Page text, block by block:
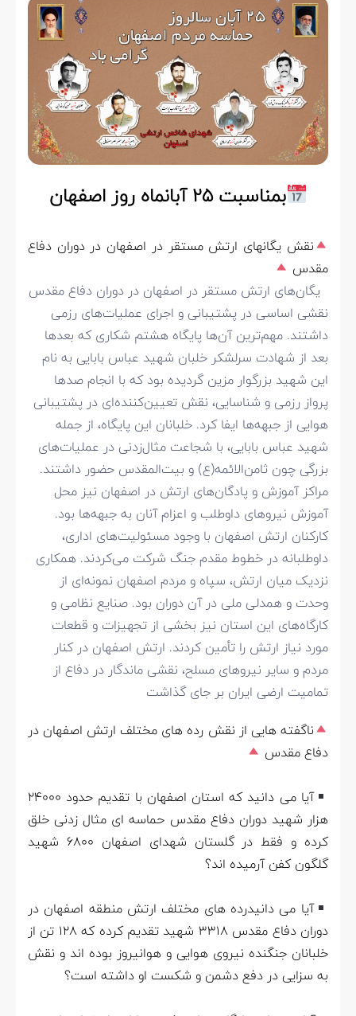
بمناسبت ۲۵ آبانماه روز اصفهان
نقش یگانهای ارتش مستقر در اصفهان در دوران دفاع
مقدس
یگان‌های ارتش مستقر در اصفهان در دوران دفاع مقدس
نقشی اساسی در پشتیبانی و اجرای عملیات‌های رزمی
داشتند. مهم‌ترین آن‌ها پایگاه هشتم شکاری که بعدها
بعد از شهادت سرلشکر خلبان شهید عباس بابایی به نام
این شهید بزرگوار مزین گردیده بود که با انجام صدها
پرواز رزمی و شناسایی، نقش تعیین‌کننده‌ای در پشتیبانی
هوایی از جبهه‌ها ایفا کرد. خلبانان این پایگاه، از جمله
شهید عباس بابایی، با شجاعت مثال‌زدنی در عملیات‌های
بزرگی چون ثامن‌الائمه(ع) و بیت‌المقدس حضور داشتند.
مراکز آموزش و پادگان‌های ارتش در اصفهان نیز محل
آموزش نیروهای داوطلب و اعزام آنان به جبهه‌ها بود.
کارکنان ارتش اصفهان با وجود مسئولیت‌های اداری،
داوطلبانه در خطوط مقدم جنگ شرکت می‌کردند. همکاری
نزدیک میان ارتش، سپاه و مردم اصفهان نمونه‌ای از
وحدت و همدلی ملی در آن دوران بود. صنایع نظامی و
کارگاه‌های این استان نیز بخشی از تجهیزات و قطعات
مورد نیاز ارتش را تأمین کردند. ارتش اصفهان در کنار
مردم و سایر نیروهای مسلح، نقشی ماندگار در دفاع از
تمامیت ارضی ایران بر جای گذاشت
ناگفته هایی از نقش رده های مختلف ارتش اصفهان در
دفاع مقدس
آیا می دانید که استان اصفهان با تقدیم حدود 24000
هزار شهید دوران دفاع مقدس حماسه ای مثال زدنی خلق
کرده و فقط در گلستان شهدای اصفهان 6800 شهید
گلگون کفن آرمیده اند؟
آیا می دانیدرده های مختلف ارتش منطقه اصفهان در
دوران دفاع مقدس 3318 شهید تقدیم کرده که 128 تن از
خلبانان جنگنده نیروی هوایی و هوانیروز بوده اند و نقش
به سزایی در دفع دشمن و شکست او داشته است؟